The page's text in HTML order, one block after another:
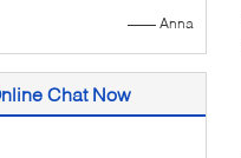
—— Anna
Chat Now